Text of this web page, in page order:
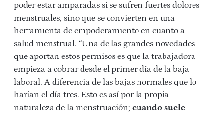
poder estar amparadas si se sufren fuertes dolores
menstruales, sino que se convierten en una
herramienta de empoderamiento en cuanto a
salud menstrual. “Una de las grandes novedades
que aportan estos permisos es que la trabajadora
empieza a cobrar desde el primer día de la baja
laboral. A diferencia de las bajas normales que lo
harían el día tres. Esto es así por la propia
naturaleza de la menstruación; cuando suele